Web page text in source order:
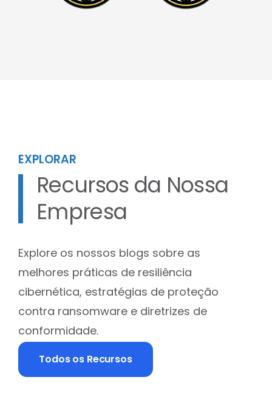
EXPLORAR
Recursos da Nossa
Empresa
Explore os nossos blogs sobre as
melhores práticas de resiliência
cibernética, estratégias de proteção
contra ransomware e diretrizes de
conformidade.
Todos os Recursos